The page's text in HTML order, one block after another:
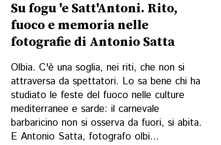
Su fogu 'e Satt'Antoni. Rito,
fuoco e memoria nelle
fotografie di Antonio Satta
Olbia. C'è una soglia, nei riti, che non si
attraversa da spettatori. Lo sa bene chi ha
studiato le feste del fuoco nelle culture
mediterranee e sarde: il carnevale
barbaricino non si osserva da fuori, si abita.
E Antonio Satta, fotografo olbi...